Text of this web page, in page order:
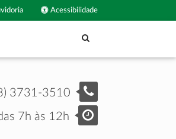
Acessibilidade
3731-3510
7h às 12h